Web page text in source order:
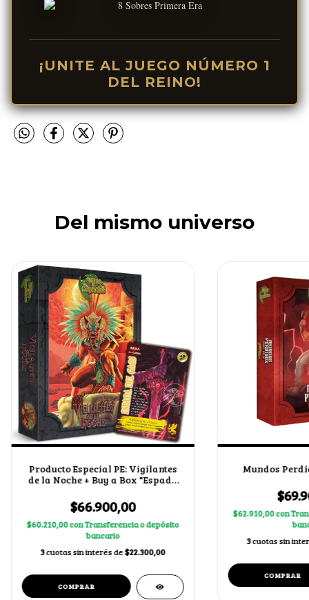
¡UNITE AL JUEGO NÚMERO 1
DEL REINO!
Del mismo universo
Producto Especial PE: Vigilantes
de la Noche + Buy a Box "Espada
$66.900,00
$60.210,00conTransferencia o depósito
bancario
3cuotas sin interés de$22.300,00
Mundos
$62.910,00con
3cuotas sin